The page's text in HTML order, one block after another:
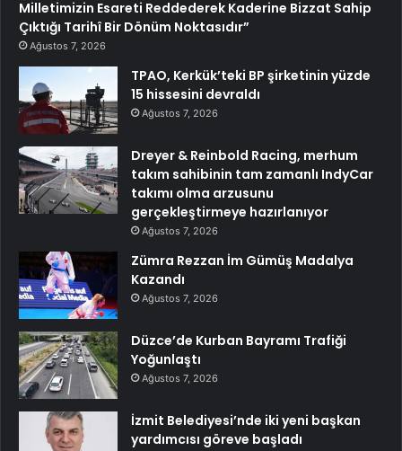
Milletimizin Esareti Reddederek Kaderine Bizzat Sahip
Çıktığı Tarihî Bir Dönüm Noktasıdır”
Ağustos 7, 2026
TPAO, Kerkük’teki BP şirketinin yüzde
15 hissesini devraldı
Ağustos 7, 2026
Dreyer & Reinbold Racing, merhum
takım sahibinin tam zamanlı IndyCar
takımı olma arzusunu
gerçekleştirmeye hazırlanıyor
Ağustos 7, 2026
Zümra Rezzan İm Gümüş Madalya
Kazandı
Ağustos 7, 2026
Düzce’de Kurban Bayramı Trafiği
Yoğunlaştı
Ağustos 7, 2026
İzmit Belediyesi’nde iki yeni başkan
yardımcısı göreve başladı